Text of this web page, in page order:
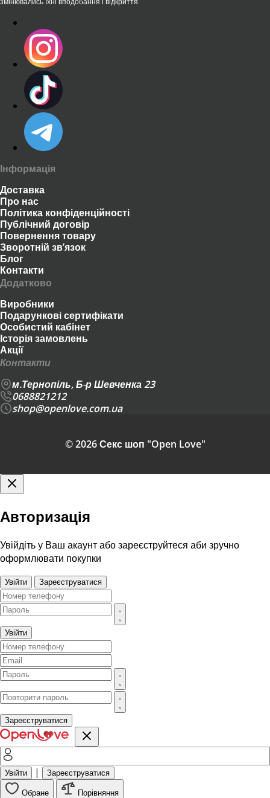
Інформація
Доставка
Про нас
Політика конфіденційності
Публічний договір
Повернення товару
Зворотній зв’язок
Блог
Контакти
Додатково
Виробники
Подарункові сертифікати
Особистий кабінет
Історія замовлень
Акції
Контакти
м.Тернопіль, Б-р Шевченка 23
0688821212
shop@openlove.com.ua
© 2026 Секс шоп "Open Love"
Авторизація
Увійдіть у Ваш акаунт або зареєструйтеся аби зручно
оформлювати покупки
Увійти Зареєструватися
Увійти
Зареєструватися
Увійти | Зареєструватися
Обране Порівняння